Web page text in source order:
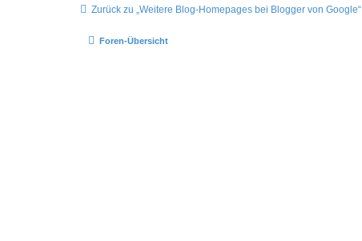
Zurück zu „Weitere Blog-Homepages bei Blogger von Google“
Foren-Übersicht